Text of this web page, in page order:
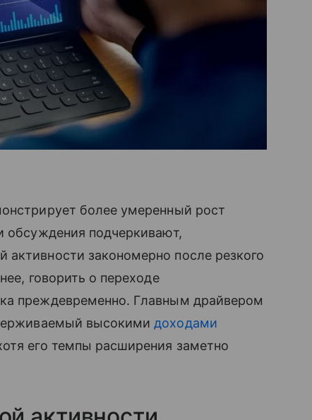
более умеренный рост
обсуждения подчеркивают,
закономерно после резкого
говорить о переходе
преждевременно. Главным драйвером
высокимидоходами
его темпы расширения заметно